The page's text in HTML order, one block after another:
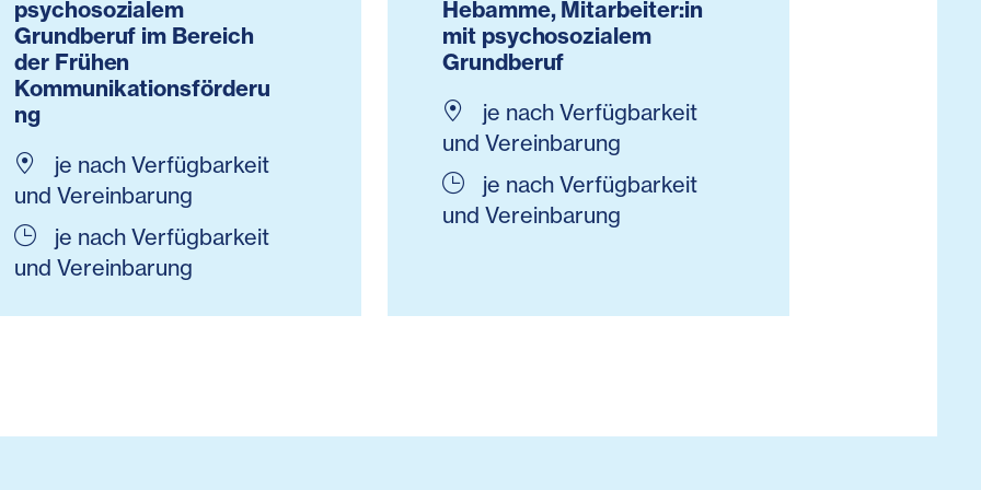
psychosozialem
Grundberuf im Bereich
der Frühen
Kommunikationsförderu
ng
je nach Verfügbarkeit
und Vereinbarung
je nach Verfügbarkeit
und Vereinbarung
Hebamme, Mitarbeiter:in
mit psychosozialem
Grundberuf
je nach Verfügbarkeit
und Vereinbarung
je nach Verfügbarkeit
und Vereinbarung